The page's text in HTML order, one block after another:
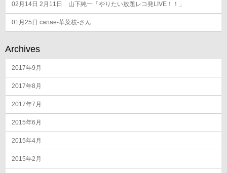
02月14日 2月11日 山下純一「やりたい放題レコ発LIVE！！」
01月25日 canae-華菜枝-さん
Archives
2017年9月
2017年8月
2017年7月
2015年6月
2015年4月
2015年2月